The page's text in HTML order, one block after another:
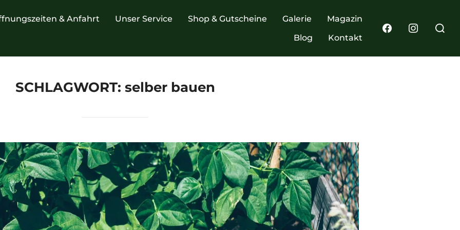
& Anfahrt Unser Service Shop & Gutscheine Galerie
Magazin
Blog
Kontakt
SCHLAGWORT: selber bauen